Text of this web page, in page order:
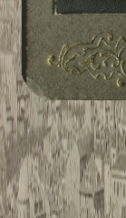
TWITTER